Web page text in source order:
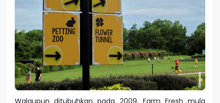
Walaupun ditubuhkan pada 2009, Farm Fresh mula